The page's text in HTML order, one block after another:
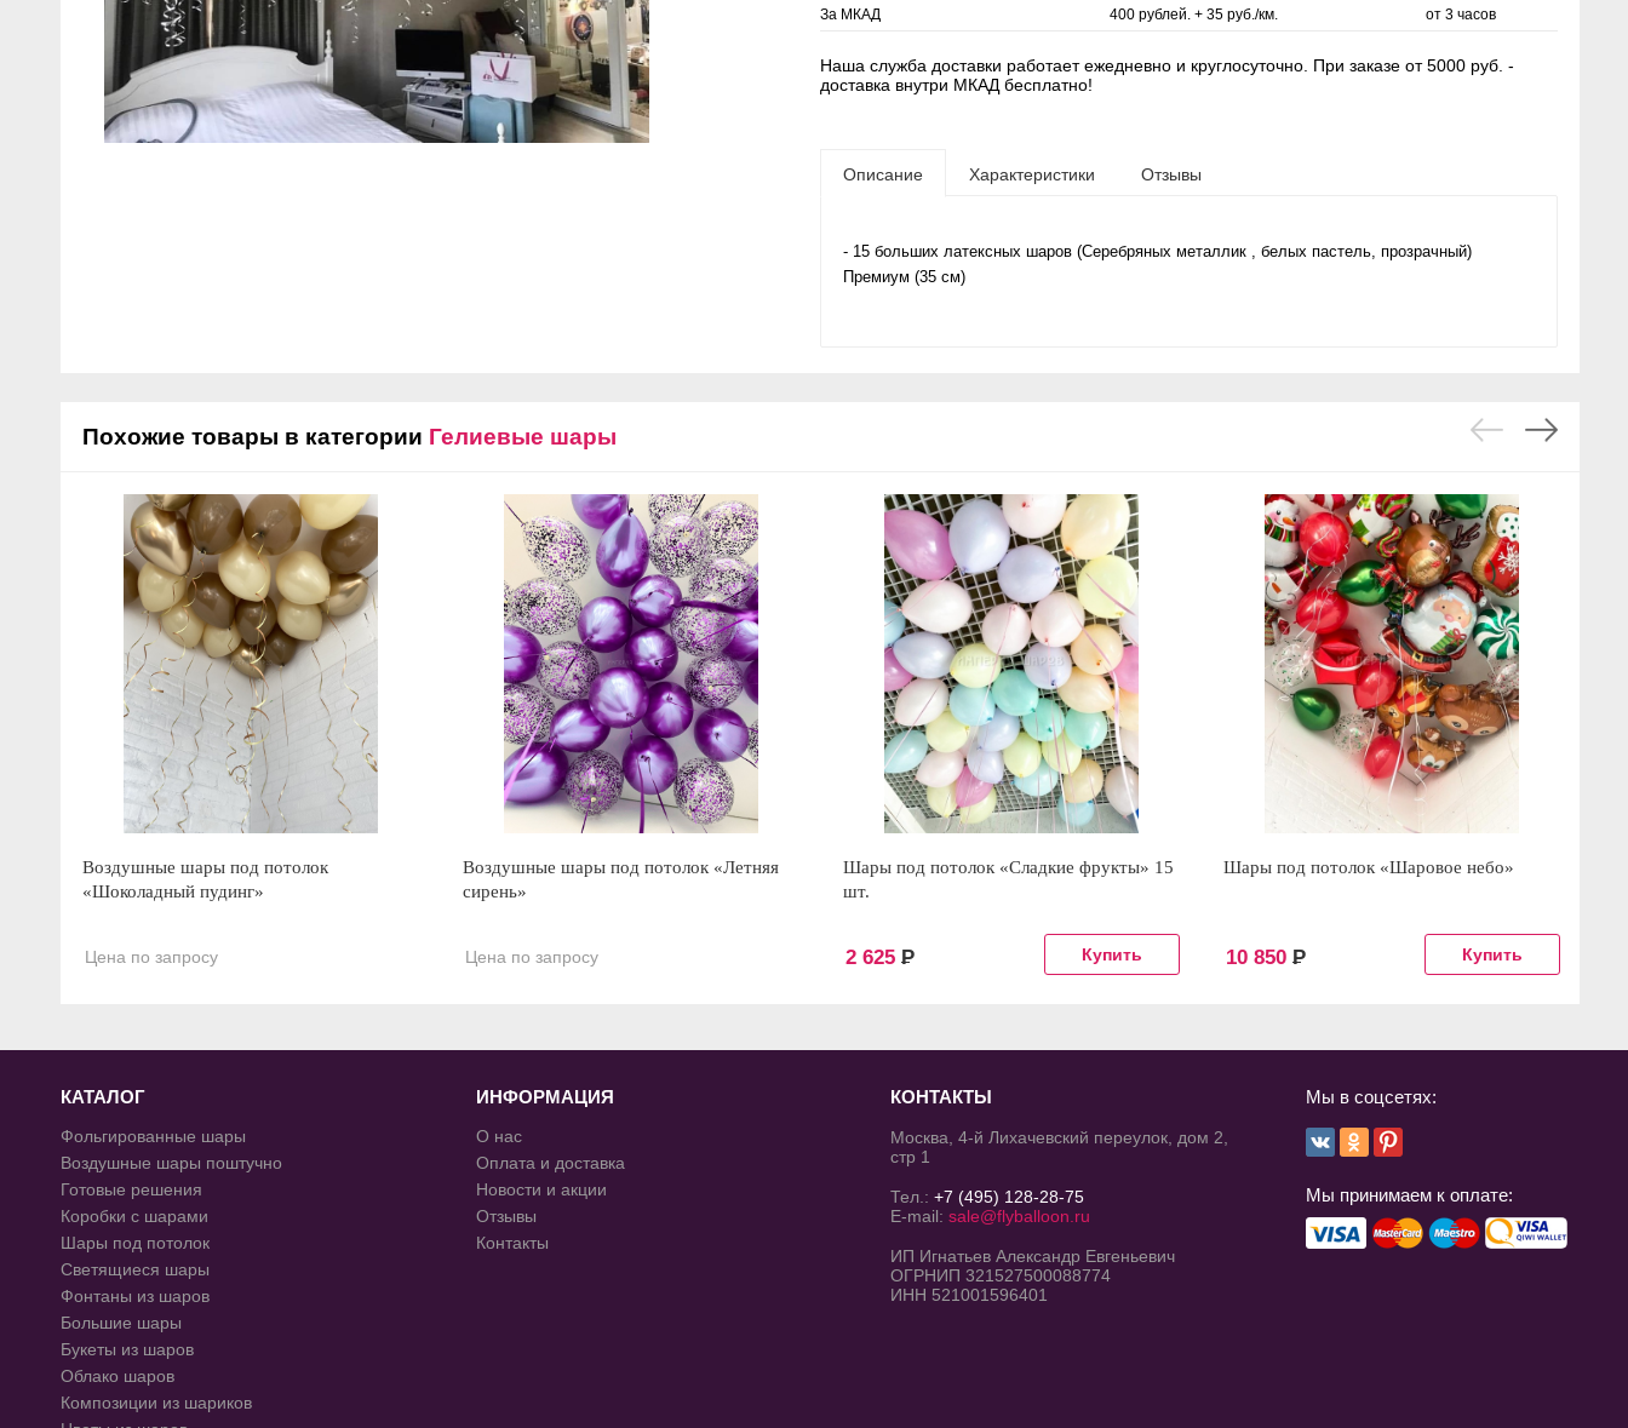
За МКАД
400 рублей. + 35 руб./км. от 3 часов
Наша служба доставки работает ежедневно и круглосуточно. При заказе от 5000 руб. -
доставка внутри МКАД бесплатно!
Описание Характеристики Отзывы
- 15 больших латексных шаров (Серебряных металлик , белых пастель, прозрачный)
Премиум (35 см)
Похожие товары в категории Гелиевые шары
Воздушные шары под потолок
«Шоколадный пудинг»
Цена по запросу
Воздушные шары под потолок «Летняя
сирень»
Цена по запросу
Шары под потолок «Сладкие фрукты» 15
шт.
2 625 Р
Шары под потолок «Шаровое небо»
10 850 Р
КАТАЛОГ
Фольгированные шары
Воздушные шары поштучно
Готовые решения
Коробки с шарами
Шары под потолок
Светящиеся шары
Фонтаны из шаров
Большие шары
Букеты из шаров
Облако шаров
Композиции из шариков
ИНФОРМАЦИЯ
О нас
Оплата и доставка
Новости и акции
Отзывы
Контакты
КОНТАКТЫ
Москва, 4-й Лихачевский переулок, дом 2,
стр 1
Тел.:+7 (495) 128-28-75
E-mail:sale@flyballoon.ru
ИП Игнатьев Александр Евгеньевич
ОГРНИП 321527500088774
ИНН 521001596401
Мы в соцсетях:
Мы принимаем к оплате: